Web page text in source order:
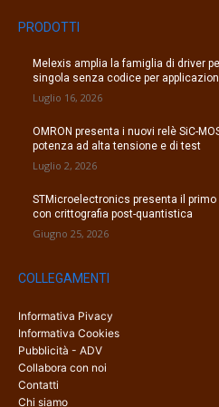
PRODOTTI
Melexis amplia la famiglia di driver
singola senza codice per applicazioni
Luglio 16, 2026
OMRON presenta i nuovi relè SiC-
potenza ad alta tensione e di test
Luglio 2, 2026
STMicroelectronics presenta il primo
con crittografia post-quantistica
Giugno 25, 2026
COLLEGAMENTI
Informativa Pivacy
Informativa Cookies
Pubblicità - ADV
Collabora con noi
Contatti
Chi siamo